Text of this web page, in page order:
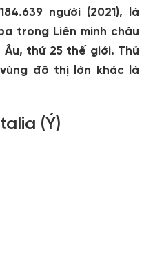
người (2021), là
trong Liên minh châu
thứ 25 thế giới. Thủ
đô thị lớn khác là
(Ý)